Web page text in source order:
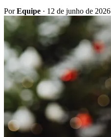
PorEquipe · 12 de junho de 2026